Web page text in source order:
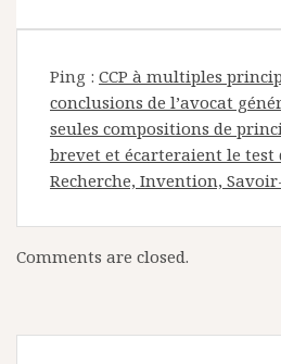
Ping : CCP à multiples
conclusions de l’avocat
seules compositions de
brevet et écarteraient le
Recherche, Invention,
Comments are closed.